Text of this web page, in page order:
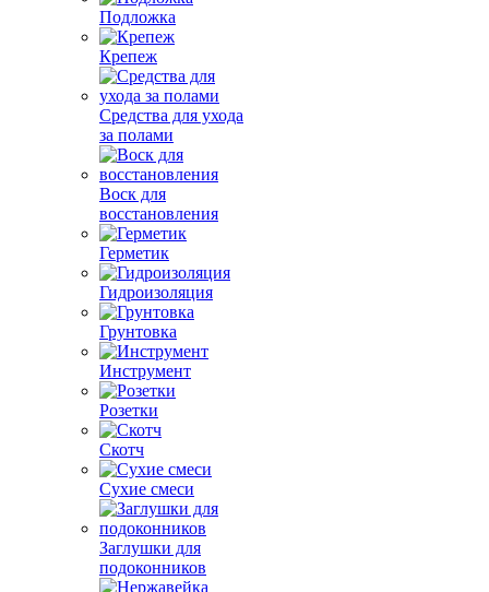
Подложка
Крепеж
Средства для ухода
за полами
Воск для
восстановления
Герметик
Гидроизоляция
Грунтовка
Инструмент
Розетки
Скотч
Сухие смеси
Заглушки для
подоконников